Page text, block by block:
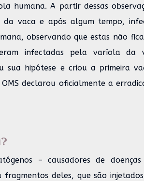
humana. A partir dessas
vaca e após algum tempo,
observando que estas não
infectadas pela varíola da
sua hipótese e criou a primeira
declarou oficialmente a
– causadores de doenças
deles, que são